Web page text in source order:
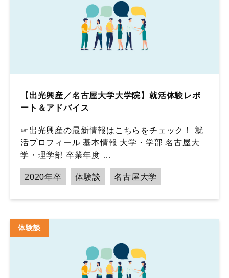
【出光興産／名古屋大学大学院】就活体験レポ
ート＆アドバイス
☞出光興産の最新情報はこちらをチェック！ 就
活プロフィール 基本情報 大学・学部 名古屋大
学・理学部 卒業年度 …
2020年卒 体験談 名古屋大学
体験談